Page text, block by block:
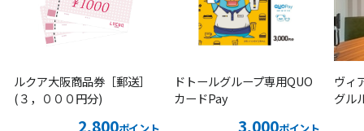
ルクア大阪商品券［郵送］
(３，０００円分)
2,800
ドトールグループ専用QUO
カードPay
3,000
ヴィ
グル